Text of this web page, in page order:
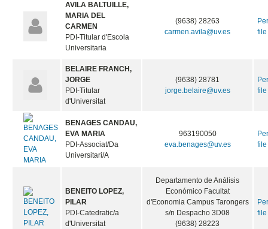
AVILA BALTUILLE,
MARIA DEL
CARMEN
PDI-Titular d'Escola
Universitaria
(9638) 28263
carmen.avila@uv.es
file
BELAIRE FRANCH,
JORGE
PDI-Titular
d'Universitat
(9638) 28781
jorge.belaire@uv.es
file
BENAGES CANDAU,
EVA MARIA
PDI-Associat/Da
Universitari/A
963190050
eva.benages@uv.es
file
BENEITO LOPEZ,
PILAR
PDI-Catedratic/a
d'Universitat
Departamento de Análisis
Económico Facultat
d'Economia Campus Tarongers
s/n Despacho 3D08
(9638) 28223
file